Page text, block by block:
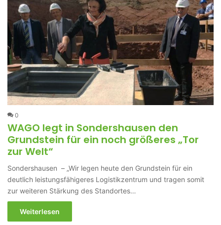
0
WAGO legt in Sondershausen den
Grundstein für ein noch größeres „Tor
zur Welt“
Sondershausen – „Wir legen heute den Grundstein für ein
deutlich leistungsfähigeres Logistikzentrum und tragen somit
zur weiteren Stärkung des Standortes…
Weiterlesen